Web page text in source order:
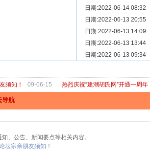
[ 散文随笔 ] 写给远在天
日期:2022-06-14 08:32
[ 宗亲新闻 ] 关于“金鸡落
日期:2022-06-13 20:55
[ 庙堂宗祠 ] 洽礼祖祠
日期:2022-06-13 14:09
[ 庙堂宗祠 ] 京华胡氏二
日期:2022-06-13 13:44
[ 庙堂宗祠 ] 祖祠、家庙
日期:2022-06-13 09:34
须知！ 09-06-15 热烈庆祝“建潮胡氏网”开通一周年
导航
、公告、新闻要点等相关内容。
坛宗亲朋友须知！